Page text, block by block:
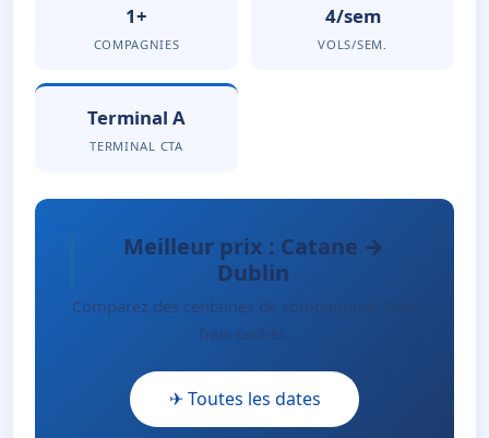
1+
COMPAGNIES
4/sem
VOLS/SEM.
Terminal A
TERMINAL CTA
Meilleur prix : Catane →
Dublin
Comparez des centaines de compagnies. Sans
frais cachés.
✈ Toutes les dates